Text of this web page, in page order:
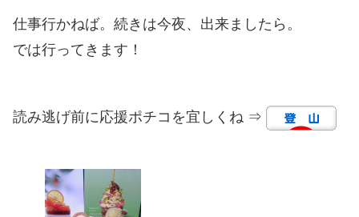
仕事行かねば。続きは今夜、出来ましたら。
では行ってきます！
読み逃げ前に応援ポチコを宜しくね ⇒